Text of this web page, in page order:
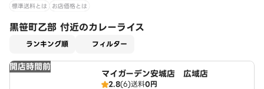
標準送料とは お店価格とは
黒笹町乙部 付近のカレーライス
ランキング順 フィルター
開店時間前
マイガーデン安城店 広域店
2.8(6)送料0円